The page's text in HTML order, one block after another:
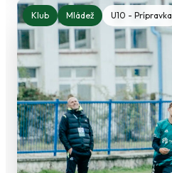
Klub Mládež U10 - Prípravka